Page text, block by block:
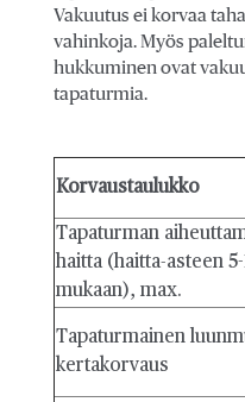
Vakuutus ei korvaa
vahinkoja. Myös
hukkuminen ovat
tapaturmia.
Korvaustaulukko
Tapaturman
haitta (haitta-asteen
mukaan), max.
Tapaturmainen
kertakorvaus